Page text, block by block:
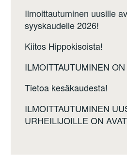
Ilmoittautuminen uusille
syyskaudelle 2026!
Kiitos Hippokisoista!
ILMOITTAUTUMINEN ON
Tietoa kesäkaudesta!
ILMOITTAUTUMINEN
URHEILIJOILLE ON